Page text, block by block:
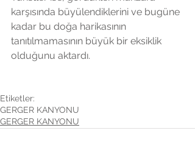
karşısında büyülendiklerini ve bugüne
kadar bu doğa harikasının
tanıtılmamasının büyük bir eksiklik
olduğunu aktardı.
Etiketler:
GERGER KANYONU
GERGER KANYONU